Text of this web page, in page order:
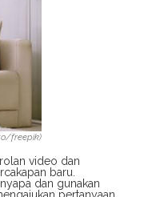
freepik)
video dan
baru.
dan gunakan
pertanyaan